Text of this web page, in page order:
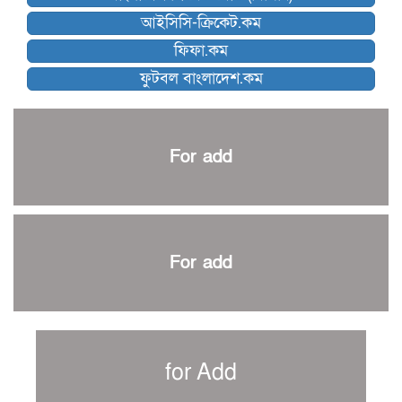
ব্রাদার্সকে হারিয়ে ফাইনালে মোহামেডান
নেইমারকে নিয়েই বিশ্বকাপে ব্রাজিলের প্রাথমিক স্কোয়াড
আর্জেন্টিনার ৫৫ সদস্যের প্রাথমিক দল ঘোষণা
পাকিস্তানের বিপক্ষে ঐতিহাসিক জয়ে ক্রীড়া প্রতিমন্ত্রীর অভিনন্দন
শান্ত-মুমিনুলদের ব্যাটে প্রথম দিন বাংলাদেশের
প্রচার বিমুখ এক ক্রীড়া অন্তপ্রাণ সংগঠক
সাফের হ্যাটট্রিক মিশনে থাইল্যান্ডের পথে আফঈদারা
আইসিসি-ক্রিকেট.কম
ফিফা.কম
ফুটবল বাংলাদেশ.কম
For add
For add
for Add